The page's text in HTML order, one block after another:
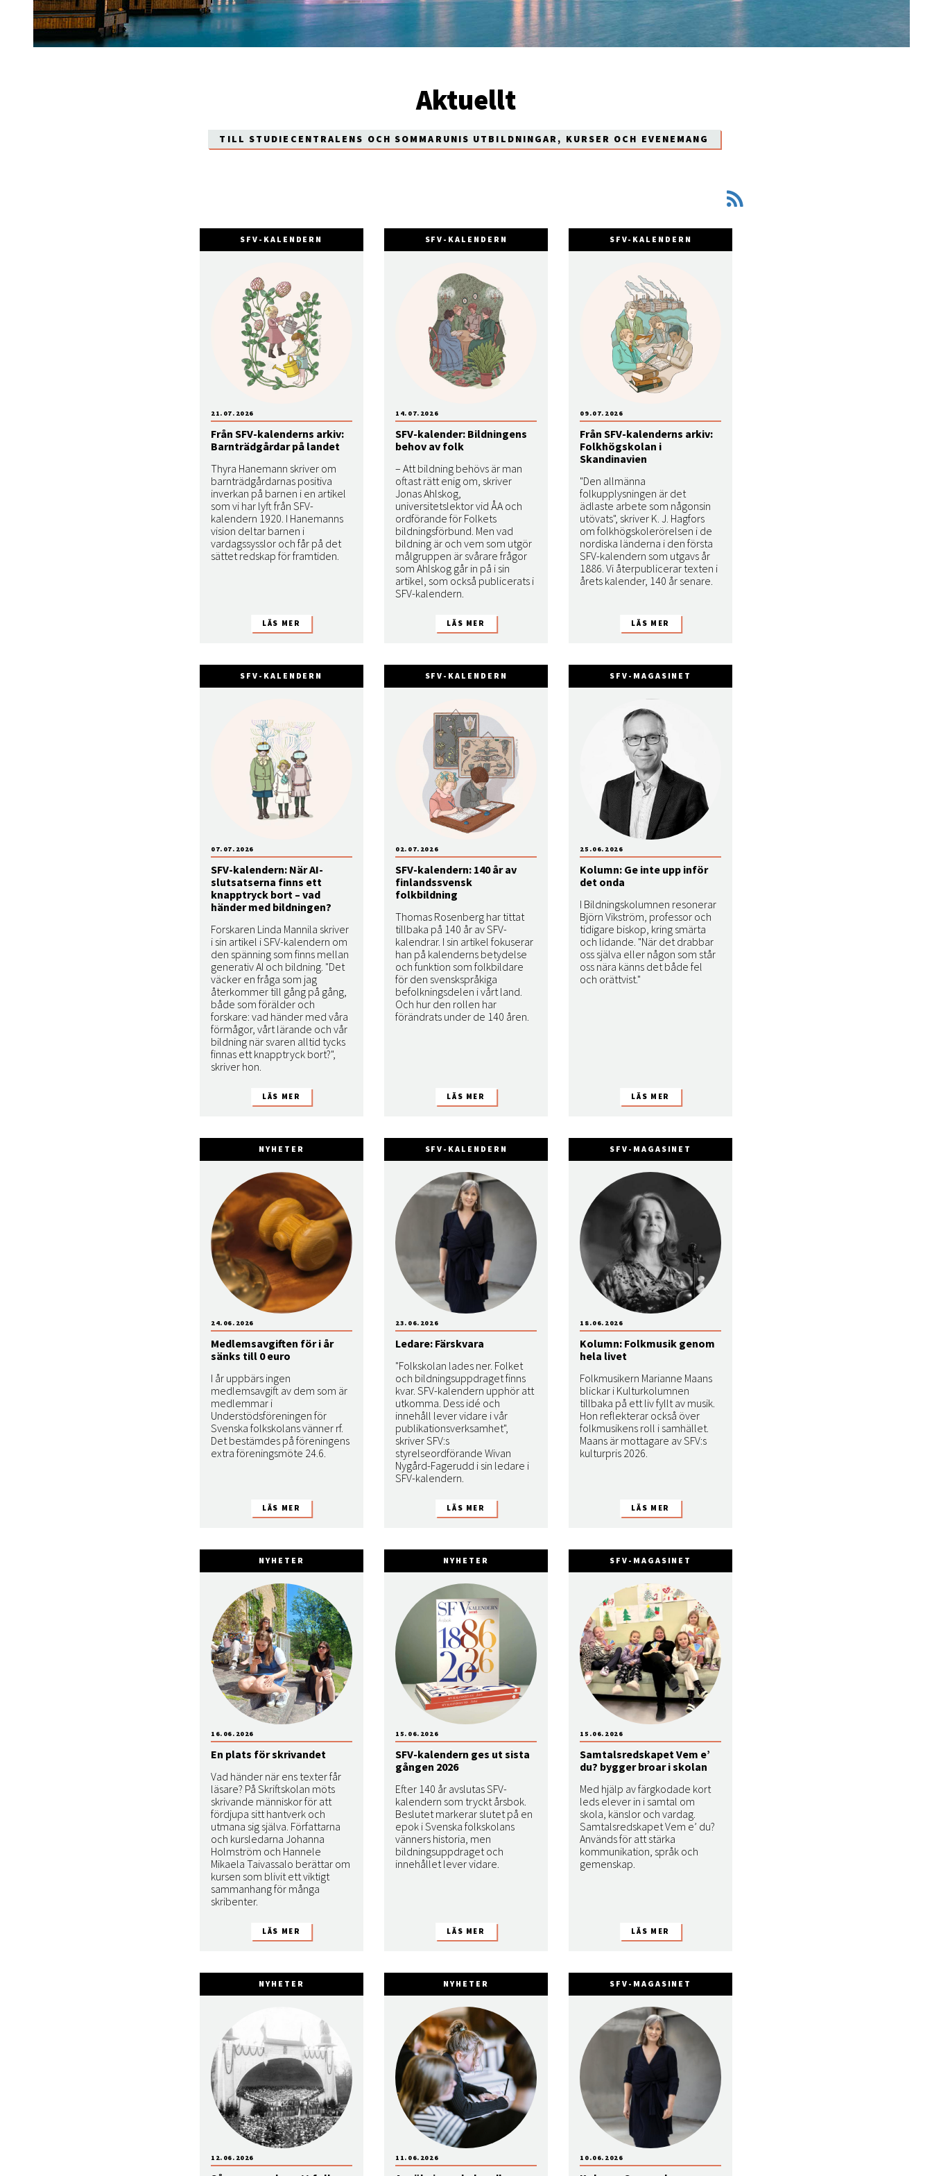
Aktuellt
TILL STUDIECENTRALENS OCH SOMMARUNIS UTBILDNINGAR, KURSER OCH EVENEMANG
SFV-KALENDERN
Från SFV-kalenderns arkiv:
Barnträdgårdar på landet
Thyra Hanemann skriver om
barnträdgårdarnas positiva
inverkan på barnen i en artikel
som vi har lyft från SFV-
kalendern 1920. I Hanemanns
vision deltar barnen i
vardagssysslor och får på det
sättet redskap för framtiden.
21.07.2026
SFV-KALENDERN
SFV-kalender: Bildningens
behov av folk
– Att bildning behövs är man
oftast rätt enig om, skriver
Jonas Ahlskog,
universitetslektor vid ÅA och
ordförande för Folkets
bildningsförbund. Men vad
bildning är och vem som utgör
målgruppen är svårare frågor
som Ahlskog går in på i sin
artikel, som också publicerats i
SFV-kalendern.
14.07.2026
SFV-KALENDERN
Från SFV-kalenderns arkiv:
Folkhögskolan i
Skandinavien
"Den allmänna
folkupplysningen är det
ädlaste arbete som någonsin
utövats", skriver K. J. Hagfors
om folkhögskolerörelsen i de
nordiska länderna i den första
SFV-kalendern som utgavs år
1886. Vi återpublicerar texten i
årets kalender, 140 år senare.
09.07.2026
SFV-KALENDERN
SFV-kalendern: När AI-
slutsatserna finns ett
knapptryck bort – vad
händer med bildningen?
Forskaren Linda Mannila skriver
i sin artikel i SFV-kalendern om
den spänning som finns mellan
generativ AI och bildning. "Det
väcker en fråga som jag
återkommer till gång på gång,
både som förälder och
forskare: vad händer med våra
förmågor, vårt lärande och vår
bildning när svaren alltid tycks
finnas ett knapptryck bort?",
skriver hon.
07.07.2026
SFV-KALENDERN
SFV-kalendern: 140 år av
finlandssvensk
folkbildning
Thomas Rosenberg har tittat
tillbaka på 140 år av SFV-
kalendrar. I sin artikel fokuserar
han på kalenderns betydelse
och funktion som folkbildare
för den svenskspråkiga
befolkningsdelen i vårt land.
Och hur den rollen har
förändrats under de 140 åren.
02.07.2026
SFV-MAGASINET
Kolumn: Ge inte upp inför
det onda
I Bildningskolumnen resonerar
Björn Vikström, professor och
tidigare biskop, kring smärta
och lidande. "När det drabbar
oss själva eller någon som står
oss nära känns det både fel
och orättvist."
25.06.2026
NYHETER
Medlemsavgiften för i år
sänks till 0 euro
I år uppbärs ingen
medlemsavgift av dem som är
medlemmar i
Understödsföreningen för
Svenska folkskolans vänner rf.
Det bestämdes på föreningens
extra föreningsmöte 24.6.
24.06.2026
SFV-KALENDERN
Ledare: Färskvara
"Folkskolan lades ner. Folket
och bildningsuppdraget finns
kvar. SFV-kalendern upphör att
utkomma. Dess idé och
innehåll lever vidare i vår
publikationsverksamhet",
skriver SFV:s
styrelseordförande Wivan
Nygård-Fagerudd i sin ledare i
SFV-kalendern.
23.06.2026
SFV-MAGASINET
Kolumn: Folkmusik genom
hela livet
Folkmusikern Marianne Maans
blickar i Kulturkolumnen
tillbaka på ett liv fyllt av musik.
Hon reflekterar också över
folkmusikens roll i samhället.
Maans är mottagare av SFV:s
kulturpris 2026.
18.06.2026
NYHETER
En plats för skrivandet
Vad händer när ens texter får
läsare? På Skriftskolan möts
skrivande människor för att
fördjupa sitt hantverk och
utmana sig själva. Författarna
och kursledarna Johanna
Holmström och Hannele
Mikaela Taivassalo berättar om
kursen som blivit ett viktigt
sammanhang för många
skribenter.
16.06.2026
NYHETER
SFV-kalendern ges ut sista
gången 2026
Efter 140 år avslutas SFV-
kalendern som tryckt årsbok.
Beslutet markerar slutet på en
epok i Svenska folkskolans
vänners historia, men
bildningsuppdraget och
innehållet lever vidare.
15.06.2026
SFV-MAGASINET
Samtalsredskapet Vem e’
du? bygger broar i skolan
Med hjälp av färgkodade kort
leds elever in i samtal om
skola, känslor och vardag.
Samtalsredskapet Vem e’ du?
Används för att stärka
kommunikation, språk och
gemenskap.
15.06.2026
NYHETER
12.06.2026
NYHETER
11.06.2026
SFV-MAGASINET
10.06.2026